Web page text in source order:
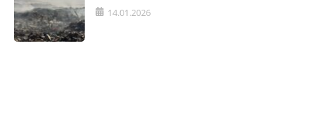
14.01.2026